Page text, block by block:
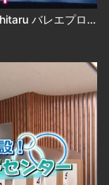
札幌ふるさと再発見 北の大地で優美に舞う～hitaru バレエプロジェクト～